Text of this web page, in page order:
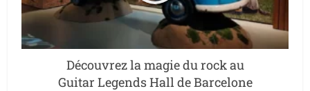
Découvrez la magie du rock au
Guitar Legends Hall de Barcelone